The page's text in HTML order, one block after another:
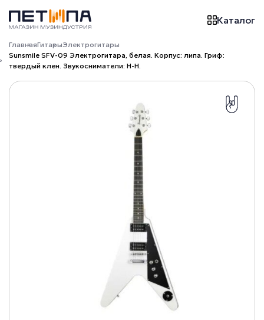
Каталог
ГлавнаяГитарыЭлектрогитары
Sunsmile SFV-09 Электрогитара, белая. Корпус: липа. Гриф:
твердый клен. Звукосниматели: H-H.